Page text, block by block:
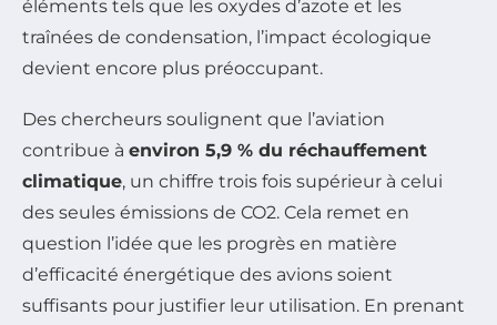
éléments tels que les oxydes d’azote et les
traînées de condensation, l’impact écologique
devient encore plus préoccupant.
Des chercheurs soulignent que l’aviation
contribue à environ 5,9 % du réchauffement
climatique, un chiffre trois fois supérieur à celui
des seules émissions de CO2. Cela remet en
question l’idée que les progrès en matière
d’efficacité énergétique des avions soient
suffisants pour justifier leur utilisation. En prenant